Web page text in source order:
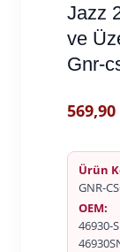
Jazz
ve
Gnr-
569,90
Ürün
GNR-
OEM:
46930-